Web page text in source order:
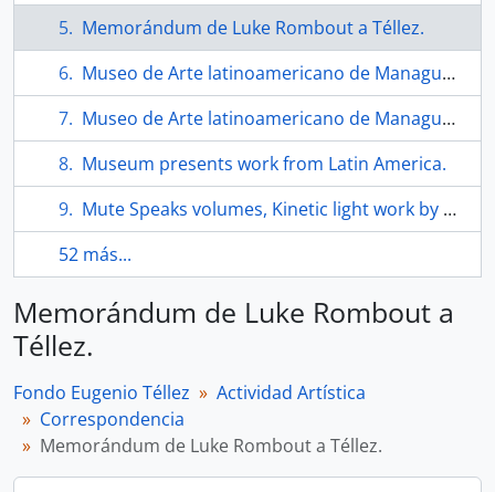
Memorándum de Luke Rombout a Téllez.
Museo de Arte latinoamericano de Managua solidaridad con Nicaragua. Tríptico
Museo de Arte latinoamericano de Managua solidaridad con Nicaragua. Tríptico
Museum presents work from Latin America.
Mute Speaks volumes, Kinetic light work by Cuban artist part of Mac exhibit. Articulo.
52 más...
Memorándum de Luke Rombout a
Téllez.
Fondo Eugenio Téllez
Actividad Artística
Correspondencia
Memorándum de Luke Rombout a Téllez.